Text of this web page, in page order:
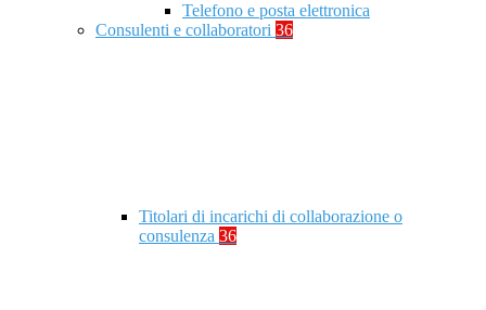
Telefono e posta elettronica
Consulenti e collaboratori 36
Titolari di incarichi di collaborazione o
consulenza 36